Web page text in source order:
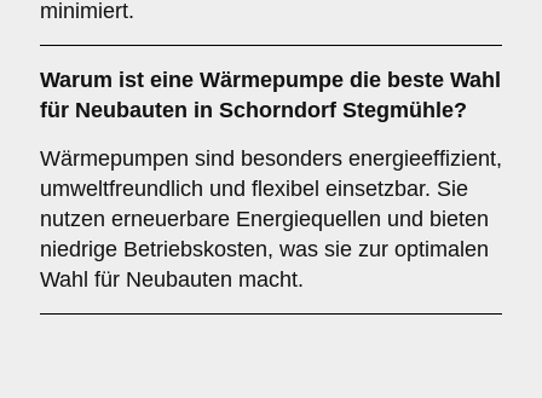
minimiert.
Warum ist eine Wärmepumpe die beste Wahl
für Neubauten in Schorndorf Stegmühle?
Wärmepumpen sind besonders energieeffizient,
umweltfreundlich und flexibel einsetzbar. Sie
nutzen erneuerbare Energiequellen und bieten
niedrige Betriebskosten, was sie zur optimalen
Wahl für Neubauten macht.